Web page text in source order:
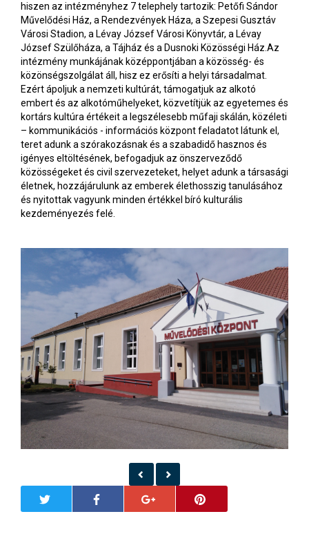
hiszen az intézményhez 7 telephely tartozik: Petőfi Sándor
Művelődési Ház, a Rendezvények Háza, a Szepesi Gusztáv
Városi Stadion, a Lévay József Városi Könyvtár, a Lévay
József Szülőháza, a Tájház és a Dusnoki Közösségi Ház.Az
intézmény munkájának középpontjában a közösség- és
közönségszolgálat áll, hisz ez erősíti a helyi társadalmat.
Ezért ápoljuk a nemzeti kultúrát, támogatjuk az alkotó
embert és az alkotóműhelyeket, közvetítjük az egyetemes és
kortárs kultúra értékeit a legszélesebb műfaji skálán, közéleti
– kommunikációs - információs központ feladatot látunk el,
teret adunk a szórakozásnak és a szabadidő hasznos és
igényes eltöltésének, befogadjuk az önszerveződő
közösségeket és civil szervezeteket, helyet adunk a társasági
életnek, hozzájárulunk az emberek élethosszig tanulásához
és nyitottak vagyunk minden értékkel bíró kulturális
kezdeményezés felé.